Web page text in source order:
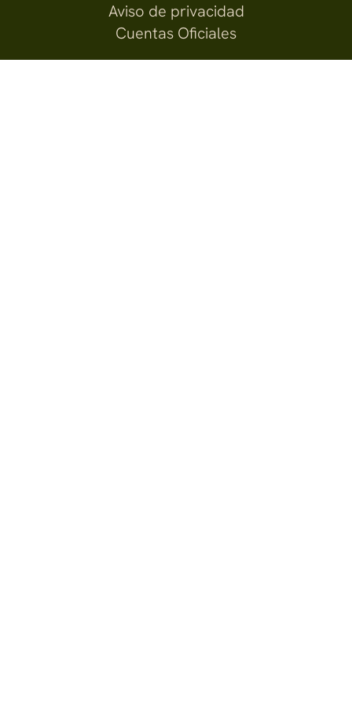
Aviso de privacidad
Cuentas Oficiales